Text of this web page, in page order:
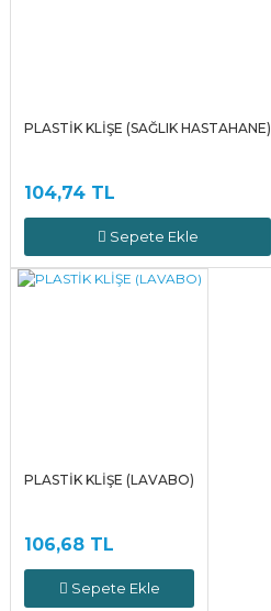
PLASTİK KLİŞE (SAĞLIK HASTAHANE)
104,74 TL
Sepete Ekle
PLASTİK KLİŞE (LAVABO)
106,68 TL
Sepete Ekle